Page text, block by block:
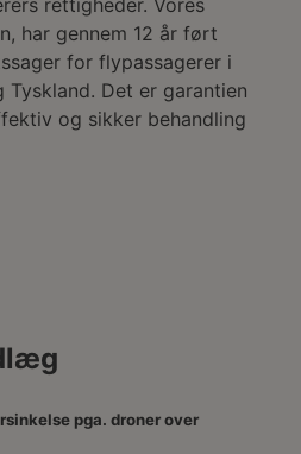
rettigheder. Vores
har gennem 12 år ført
for flypassagerer i
Tyskland. Det er garantien
og sikker behandling
pga. droner over